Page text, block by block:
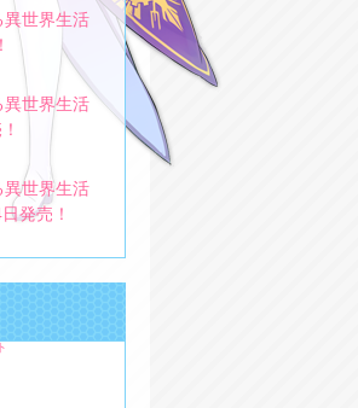
異世界生活
異世界生活
異世界生活
発売！